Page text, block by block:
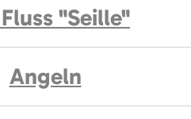
"Seille"
Angeln